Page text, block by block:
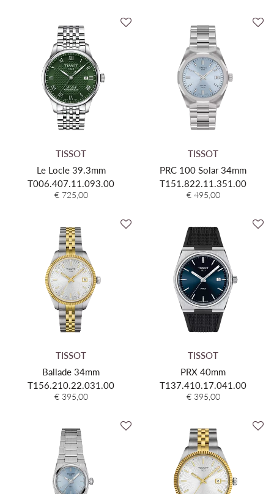
TISSOT
Le Locle 39.3mm
T006.407.11.093.00
€ 725,00
TISSOT
PRC 100 Solar 34mm
T151.822.11.351.00
€ 495,00
TISSOT
Ballade 34mm
T156.210.22.031.00
€ 395,00
TISSOT
PRX 40mm
T137.410.17.041.00
€ 395,00